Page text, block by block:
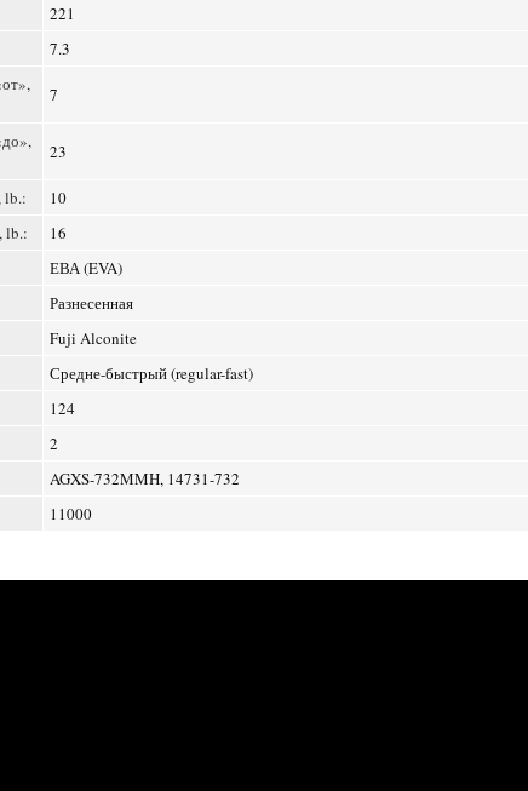
221
7.3
7
23
lb.:
10
lb.:
16
ЕВА (EVA)
Разнесенная
Fuji Alconite
Средне-быстрый (regular-fast)
124
2
AGXS-732MMH, 14731-732
11000